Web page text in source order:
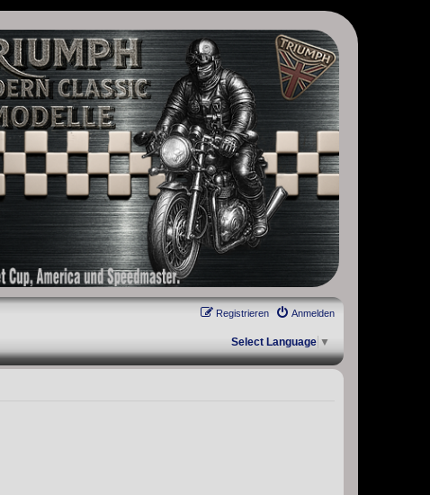
Scrambler, Bobber, Speed Twin, Street Scrambler, Street Twin,
Anmelden
Registrieren
Select Language ▼